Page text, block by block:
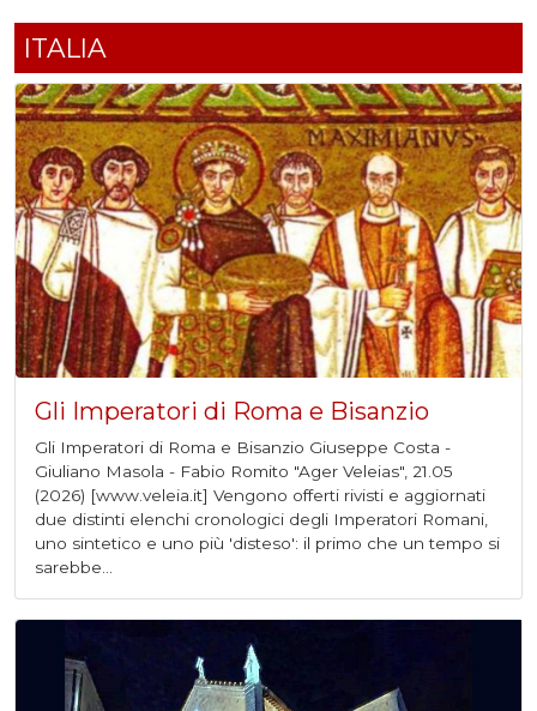
ITALIA
Gli Imperatori di Roma e Bisanzio
Gli Imperatori di Roma e Bisanzio Giuseppe Costa -
Giuliano Masola - Fabio Romito "Ager Veleias", 21.05
(2026) [www.veleia.it] Vengono offerti rivisti e aggiornati
due distinti elenchi cronologici degli Imperatori Romani,
uno sintetico e uno più 'disteso': il primo che un tempo si
sarebbe...